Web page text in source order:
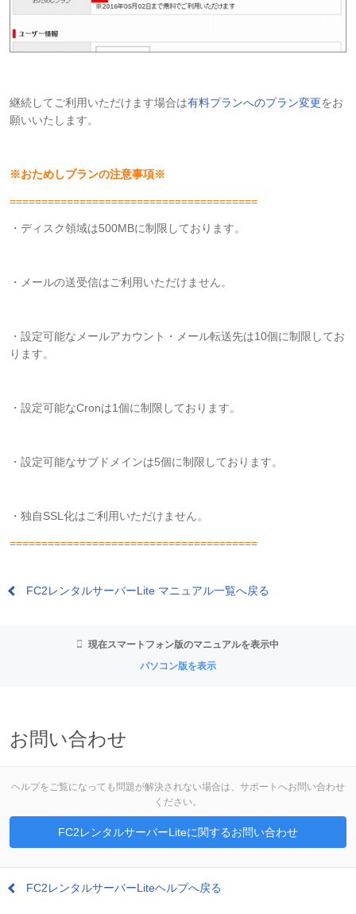
継続してご利用いただけます場合は有料プランへのプラン変更をお
願いいたします。
※おためしプランの注意事項※
=======================================
・ディスク領域は500MBに制限しております。
・メールの送受信はご利用いただけません。
・設定可能なメールアカウント・メール転送先は10個に制限してお
ります。
・設定可能なCronは1個に制限しております。
・設定可能なサブドメインは5個に制限しております。
・独自SSL化はご利用いただけません。
=======================================
FC2レンタルサーバーLite マニュアル一覧へ戻る
現在スマートフォン版のマニュアルを表示中
パソコン版を表示
お問い合わせ
ヘルプをご覧になっても問題が解決されない場合は、サポートへお問い合わせ
ください。
FC2レンタルサーバーLiteに関するお問い合わせ
FC2レンタルサーバーLiteヘルプへ戻る